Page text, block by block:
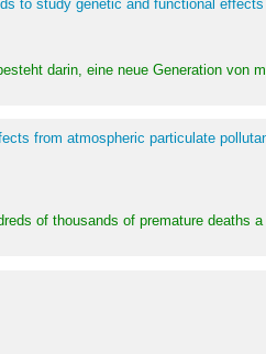
to study genetic and functional
darin, eine neue Generation
from atmospheric particulate
of thousands of premature